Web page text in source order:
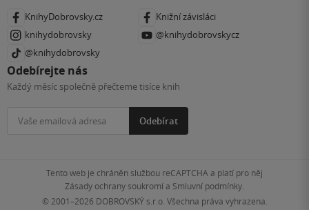
KnihyDobrovsky.cz
Knižní závisláci
knihydobrovsky
@knihydobrovskycz
@knihydobrovsky
Odebírejte nás
Každý měsíc společně přečteme tisíce knih
Odebírat
Tento web je chráněn službou reCAPTCHA a platí pro něj
Zásady ochrany soukromía Smluvní podmínky
© 2001–2026 DOBROVSKÝ s.r.o. Všechna práva vyhrazena.